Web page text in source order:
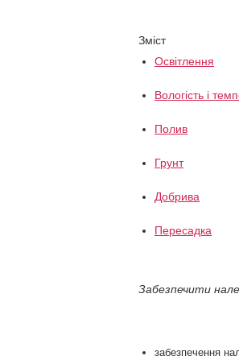
Зміст
Освітлення
Вологість і
Полив
Грунт
Добрива
Пересадка
Забезпечити
забезпечення